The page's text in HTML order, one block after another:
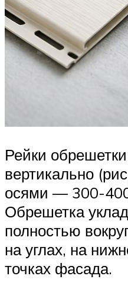
Рейки
вертикально
осями — 300-
Обрешетка
полностью
на углах, на
точках фасада.